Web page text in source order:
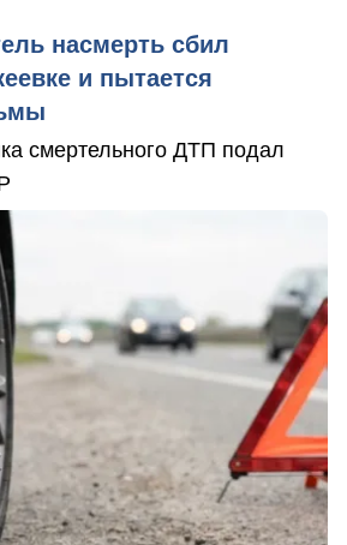
насмерть сбил
и пытается
смертельного ДТП подал